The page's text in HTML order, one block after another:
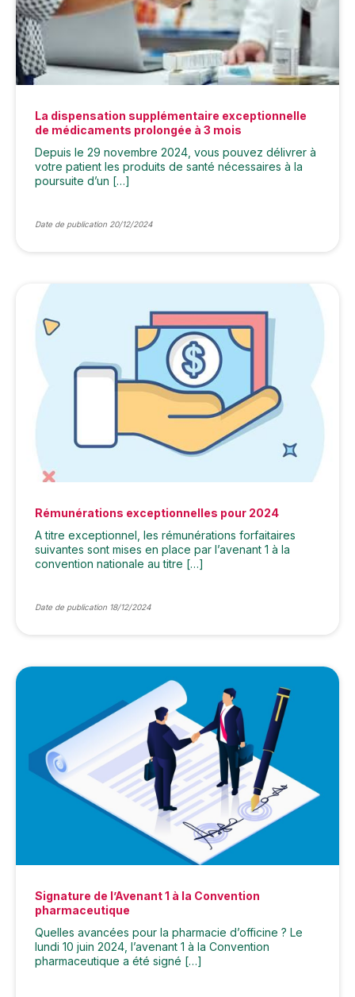
La dispensation supplémentaire exceptionnelle
de médicaments prolongée à 3 mois
Depuis le 29 novembre 2024, vous pouvez délivrer à
votre patient les produits de santé nécessaires à la
poursuite d’un […]
Date de publication 20/12/2024
Rémunérations exceptionnelles pour 2024
A titre exceptionnel, les rémunérations forfaitaires
suivantes sont mises en place par l’avenant 1 à la
convention nationale au titre […]
Date de publication 18/12/2024
Signature de l’Avenant 1 à la Convention
pharmaceutique
Quelles avancées pour la pharmacie d’officine ? Le
lundi 10 juin 2024, l’avenant 1 à la Convention
pharmaceutique a été signé […]